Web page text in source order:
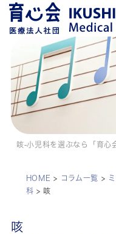
咳-小児科を選ぶなら「育心
HOME > コラム一覧 >
科 > 咳
咳